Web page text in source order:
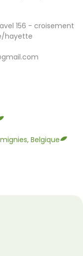
156 - croisement
hayette
Belgique